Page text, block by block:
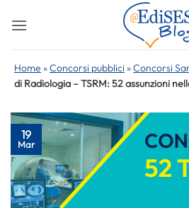
Home »Concorsi pubblici »Concorsi
di Radiologia – TSRM: 52 assunzioni
19
Mar